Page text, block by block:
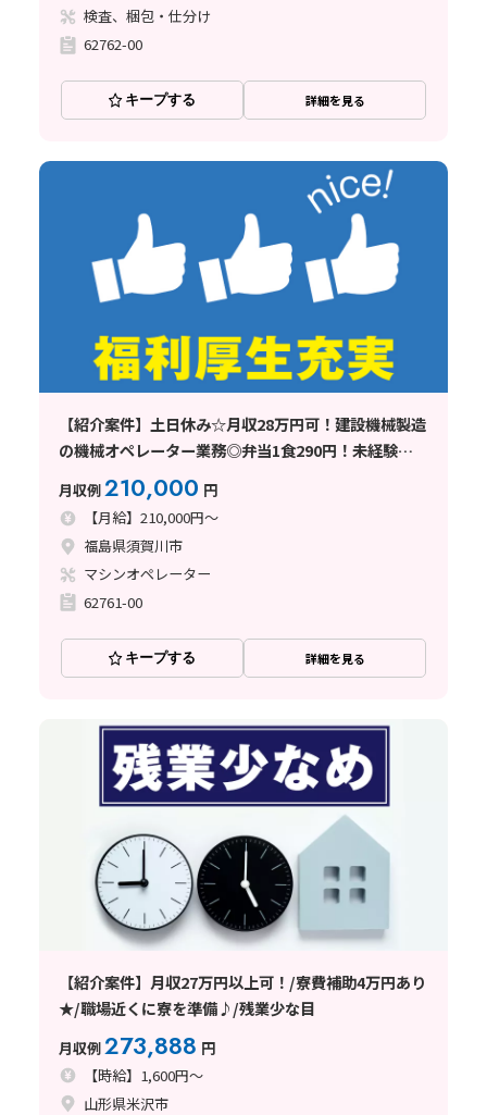
検査、梱包・仕分け
62762-00
キープする 詳細を見る
【紹介案件】土日休み☆月収28万円可！建設機械製造
の機械オペレーター業務◎弁当1食290円！未経験
月収例210,000 円
【月給】210,000円～
福島県須賀川市
マシンオペレーター
62761-00
キープする 詳細を見る
【紹介案件】月収27万円以上可！/寮費補助4万円あり
★/職場近くに寮を準備♪/残業少な目
月収例273,888 円
【時給】1,600円～
山形県米沢市